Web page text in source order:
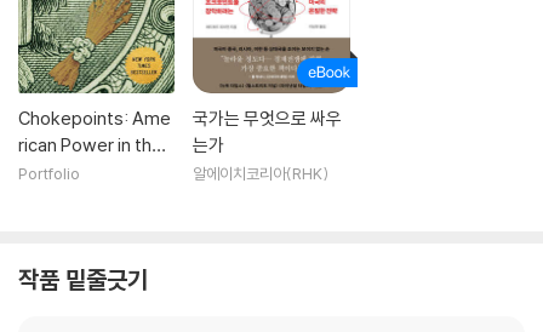
Chokepoints: Ame
rican Power in the
Age of Economic
Portfolio
국가는 무엇으로 싸우
는가
알에이치코리아(RHK)
작품 밑줄긋기